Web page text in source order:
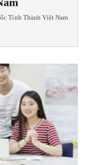
Tỉnh Thành Việt Nam